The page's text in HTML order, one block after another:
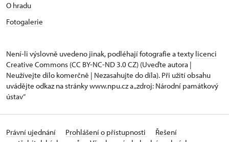
O hradu
Fotogalerie
Není-li výslovně uvedeno jinak, podléhají fotografie a texty licenci
Creative Commons (CC BY-NC-ND 3.0 CZ) (Uveďte autora |
Neužívejte dílo komerčně | Nezasahujte do díla). Při užití obsahu
uvádějte odkaz na stránky www.npu.cz a „zdroj: Národní památkový
ústav“
Právní ujednání Prohlášení o přístupnosti
Řešení